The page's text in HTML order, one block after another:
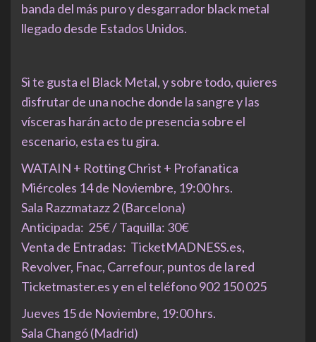
banda del más puro y desgarrador black metal
llegado desde Estados Unidos.
Si te gusta el Black Metal, y sobre todo, quieres
disfrutar de una noche donde la sangre y las
vísceras harán acto de presencia sobre el
escenario, esta es tu gira.
WATAIN + Rotting Christ + Profanatica
Miércoles 14 de Noviembre, 19:00 hrs.
Sala Razzmatazz 2 (Barcelona)
Anticipada: 25€ / Taquilla: 30€
Venta de Entradas: TicketMADNESS.es,
Revolver, Fnac, Carrefour, puntos de la red
Ticketmaster.es y en el teléfono 902 150 025
Jueves 15 de Noviembre, 19:00 hrs.
Sala Changó (Madrid)